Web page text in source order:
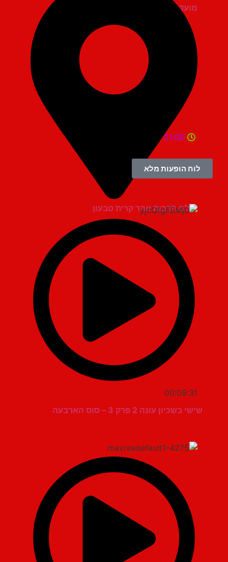
מועדון הגריי יהוד
אולם תרבות זוהר קרית טבעון
21:00
לוח הופעות מלא
00:09:31
שישי בשכיון עונה 2 פרק 3 – סוס הארבעה